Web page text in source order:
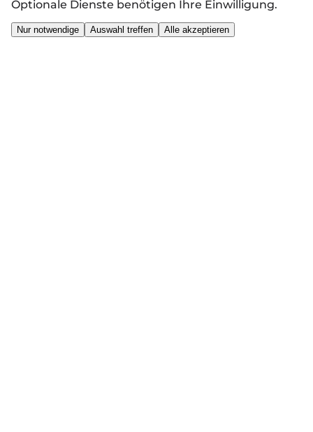
Optionale Dienste benötigen Ihre Einwilligung.
Nur notwendige Auswahl treffen Alle akzeptieren